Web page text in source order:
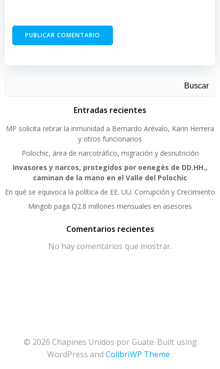
Buscar
Entradas recientes
MP solicita retirar la inmunidad a Bernardo Arévalo, Karin Herrera
y otros funcionarios
Polochic, área de narcotráfico, migración y desnutrición
Invasores y narcos, protegidos por oenegés de DD.HH.,
caminan de la mano en el Valle del Polochic
En qué se equivoca la política de EE. UU. Corrupción y Crecimiento
Mingob paga Q2.8 millones mensuales en asesores
Comentarios recientes
No hay comentarios que mostrar.
© 2026 Chapines Unidos por Guate. Built using
WordPress and ColibriWP Theme .